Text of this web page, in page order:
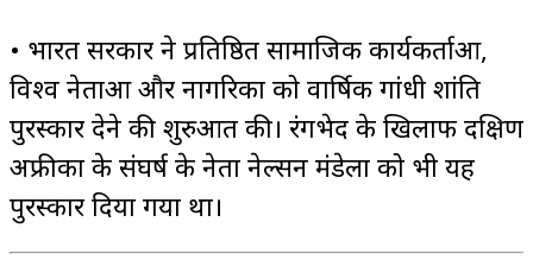
• भारत सरकार ने प्रतिष्ठित सामाजिक कार्यकर्ताओं,
विश्व नेताओं और नागरिकों को वार्षिक गांधी शांति
पुरस्कार देने की शुरुआत की। रंगभेद के खिलाफ दक्षिण
अफ्रीका के संघर्ष के नेता नेल्सन मंडेला को भी यह
पुरस्कार दिया गया था।